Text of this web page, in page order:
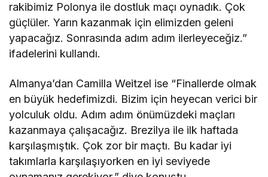
rakibimiz Polonya ile dostluk maçı oynadık. Çok
güçlüler. Yarın kazanmak için elimizden geleni
yapacağız. Sonrasında adım adım ilerleyeceğiz.”
ifadelerini kullandı.
Almanya’dan Camilla Weitzel ise “Finallerde olmak
en büyük hedefimizdi. Bizim için heyecan verici bir
yolculuk oldu. Adım adım önümüzdeki maçları
kazanmaya çalışacağız. Brezilya ile ilk haftada
karşılaşmıştık. Çok zor bir maçtı. Bu kadar iyi
takımlarla karşılaşıyorken en iyi seviyede